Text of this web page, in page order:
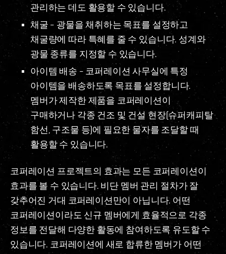
관리하는 데도 활용할 수 있습니다.
채굴 – 광물을 채취하는 목표를 설정하고
채굴량에 따라 특혜를 줄 수 있습니다. 성계와
광물 종류를 지정할 수 있습니다.
아이템 배송 – 코퍼레이션 사무실에 특정
아이템을 배송하도록 목표를 설정합니다.
멤버가 제작한 제품을 코퍼레이션이
구매하거나 각종 건조 및 건설 현장(슈퍼캐피탈
함선, 구조물 등)에 필요한 물자를 조달할 때
활용할 수 있습니다.
코퍼레이션 프로젝트의 효과는 모든 코퍼레이션이
효과를 볼 수 있습니다. 비단 멤버 관리 절차가 잘
갖추어진 거대 코퍼레이션만이 아닙니다. 어떤
코퍼레이션이라도 신규 멤버에게 효율적으로 각종
정보를 전달해 다양한 활동에 참여하도록 유도할 수
있습니다. 코퍼레이션에 새로 합류한 멤버가 어떤